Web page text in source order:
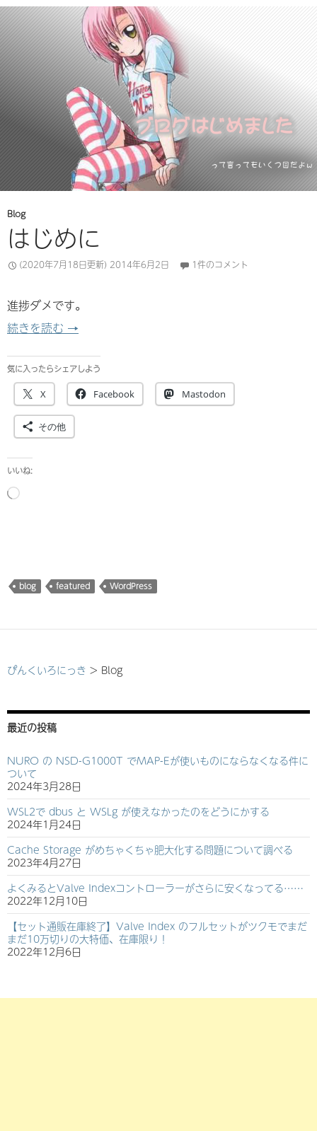
Blog
はじめに
(2020年7月18日更新) 2014年6月2日 1件のコメント
進捗ダメです。
続きを読む はじめに
→
気に入ったらシェアしよう
X Facebook Mastodon
その他
いいね:
読
blog featured WordPress
ぴんくいろにっき > Blog
最近の投稿
NURO の NSD-G1000T でMAP-Eが使いものにならなくなる件に
ついて
2024年3月28日
WSL2で dbus と WSLg が使えなかったのをどうにかする
2024年1月24日
Cache Storage がめちゃくちゃ肥大化する問題について調べる
2023年4月27日
よくみるとValve Indexコントローラーがさらに安くなってる……
2022年12月10日
【セット通販在庫終了】Valve Index のフルセットがツクモでまだ
まだ10万切りの大特価、在庫限り！
2022年12月6日